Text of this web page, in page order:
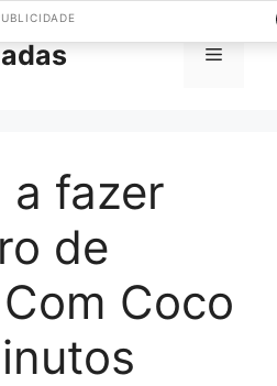
Menu
a fazer
de
Coco